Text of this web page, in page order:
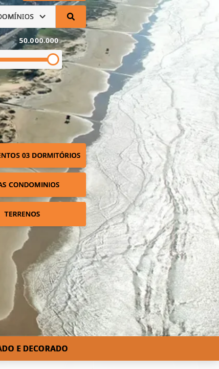
50.000.000
03 DORMITÓRIOS
CONDOMINIOS
TERRENOS
E DECORADO